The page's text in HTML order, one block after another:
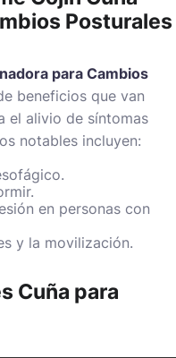
Posturales
para Cambios
beneficios que van
el alivio de síntomas
notables incluyen:
en personas con
y la movilización.
Cuña para